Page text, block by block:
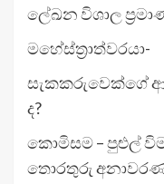
ලේඛන විශාල
මහේ­ස්ත්‍රා­ත්ව­රයා-
සැක­ක­රු­වෙක්ගේ
ද?
කොමි­සම – පුළුල්
තොර­තුරු